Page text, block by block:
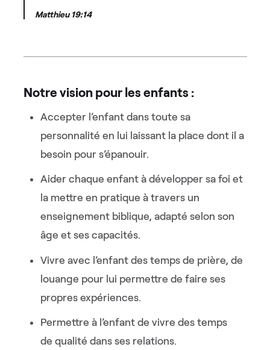
Matthieu 19:14
Notre vision pour les enfants :
Accepter l’enfant dans toute sa
personnalité en lui laissant la place dont il a
besoin pour s’épanouir.
Aider chaque enfant à développer sa foi et
la mettre en pratique à travers un
enseignement biblique, adapté selon son
âge et ses capacités.
Vivre avec l’enfant des temps de prière, de
louange pour lui permettre de faire ses
propres expériences.
Permettre à l’enfant de vivre des temps
de qualité dans ses relations.